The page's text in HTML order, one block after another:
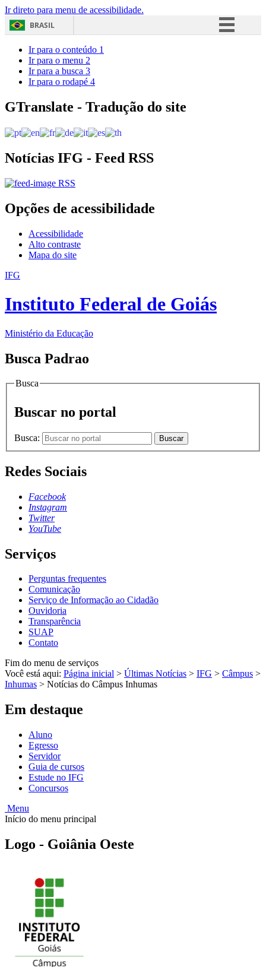
Ir direto para menu de acessibilidade.
BRASIL
Acesso à informação
Ir para o conteúdo 1
Ir para o menu 2
Ir para a busca 3
Ir para o rodapé 4
GTranslate - Tradução do site
Notícias IFG - Feed RSS
RSS
Opções de acessibilidade
Acessibilidade
Alto contraste
Mapa do site
IFG
Instituto Federal de Goiás
Ministério da Educação
Busca Padrao
Busca
Buscar no portal
Busca: Buscar
Redes Sociais
Facebook
Instagram
Twitter
YouTube
Serviços
Perguntas frequentes
Comunicação
Serviço de Informação ao Cidadão
Ouvidoria
Transparência
SUAP
Contato
Fim do menu de serviços
Você está aqui: Página inicial > Últimas Notícias > IFG > Câmpus >
Inhumas > Notícias do Câmpus Inhumas
Em destaque
Aluno
Egresso
Servidor
Guia de cursos
Estude no IFG
Concursos
Menu
Início do menu principal
Logo - Goiânia Oeste